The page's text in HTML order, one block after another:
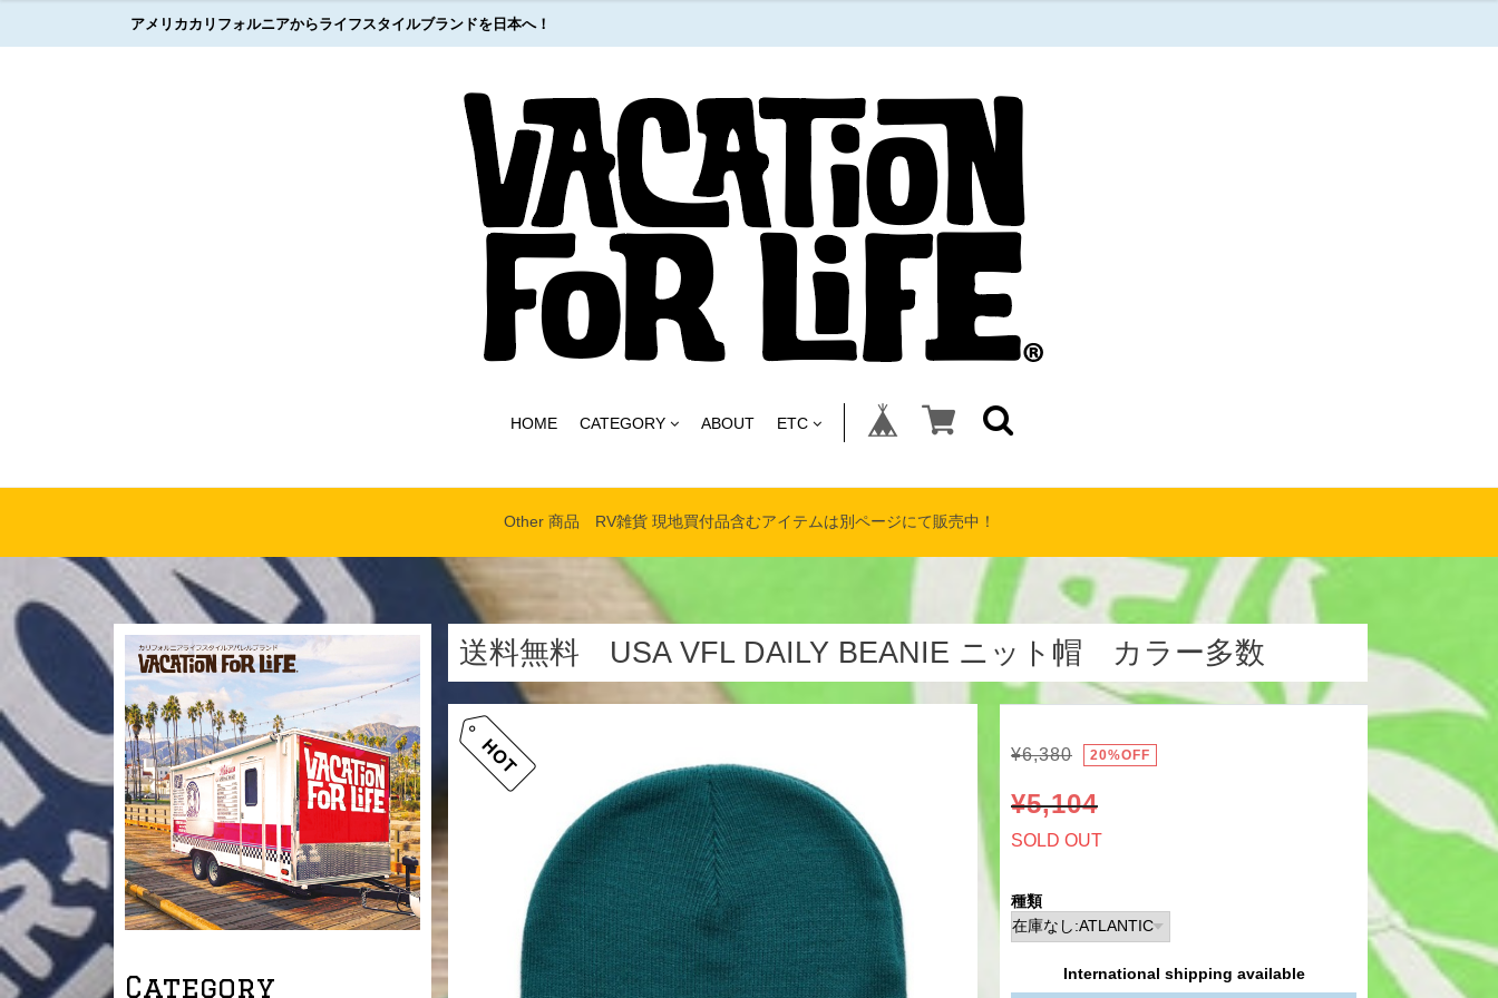
アメリカカリフォルニアからライフスタイルブランドを日本へ！
HOME CATEGORY ABOUT ETC
Other 商品 RV雑貨 現地買付品含むアイテムは別ページにて販売中！
送料無料 USA VFL DAILY BEANIE ニット帽 カラー多数
¥6,380 20%OFF
¥5,104
SOLD OUT
種類
International shipping available
Category